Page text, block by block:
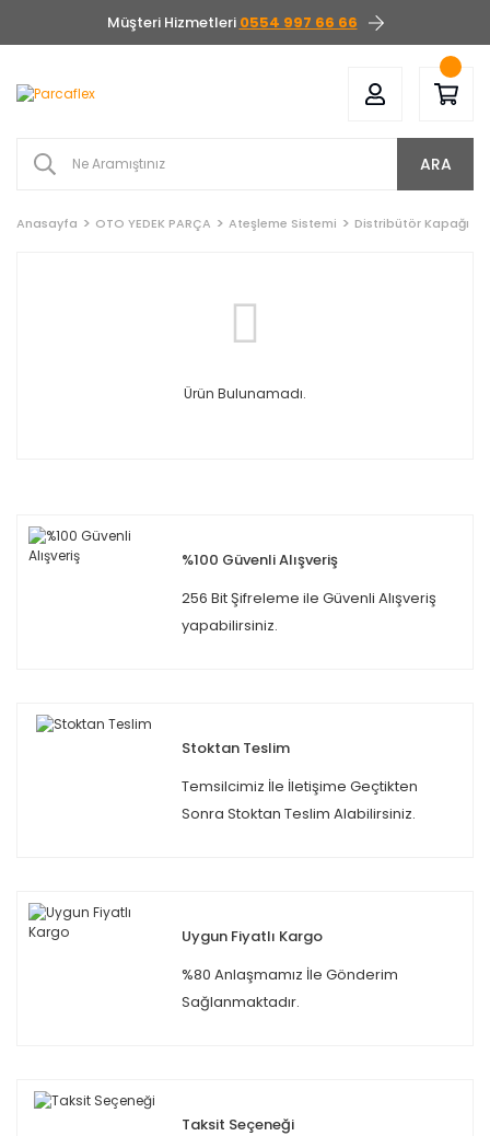
Müşteri Hizmetleri 0554 997 66 66
ARA
Anasayfa OTO YEDEK PARÇA Ateşleme Sistemi Distribütör Kapağı
Ürün Bulunamadı.
%100 Güvenli Alışveriş
256 Bit Şifreleme ile Güvenli Alışveriş
yapabilirsiniz.
Stoktan Teslim
Temsilcimiz İle İletişime Geçtikten
Sonra Stoktan Teslim Alabilirsiniz.
Uygun Fiyatlı Kargo
%80 Anlaşmamız İle Gönderim
Sağlanmaktadır.
Taksit Seçeneği